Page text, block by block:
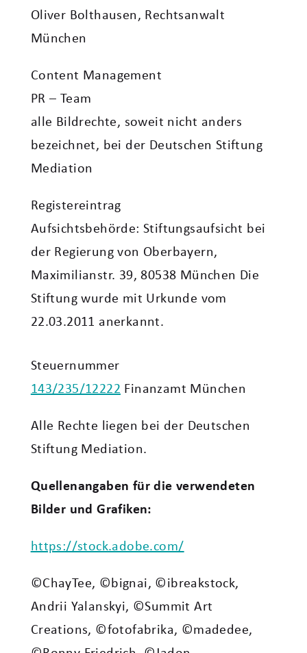
Oliver Bolthausen, Rechtsanwalt
München
Content Management
PR – Team
alle Bildrechte, soweit nicht anders
bezeichnet, bei der Deutschen Stiftung
Mediation
Registereintrag
Aufsichtsbehörde: Stiftungsaufsicht bei
der Regierung von Oberbayern,
Maximilianstr. 39, 80538 München Die
Stiftung wurde mit Urkunde vom
22.03.2011 anerkannt.
Steuernummer
143/235/12222 Finanzamt München
Alle Rechte liegen bei der Deutschen
Stiftung Mediation.
Quellenangaben für die verwendeten
Bilder und Grafiken:
https://stock.adobe.com/
©ChayTee, ©bignai, ©ibreakstock,
Andrii Yalanskyi, ©Summit Art
Creations, ©fotofabrika, ©madedee,